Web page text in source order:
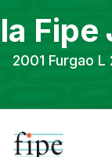
Fipe
2001 Furgao L